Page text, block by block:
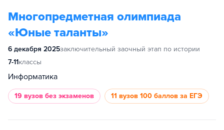
Многопредметная олимпиада
«Юные таланты»
6 декабря 2025заключительный заочный этап по истории
7-11классы
Информатика
19 вузов без экзаменов 11 вузов 100 баллов за ЕГЭ